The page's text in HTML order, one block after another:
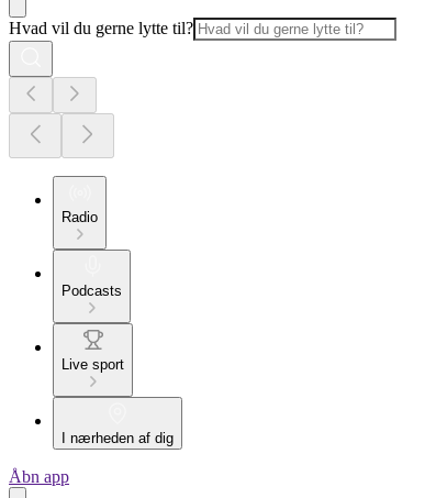
Hvad vil du gerne lytte til?
Radio
Podcasts
Live sport
I nærheden af dig
Åbn app